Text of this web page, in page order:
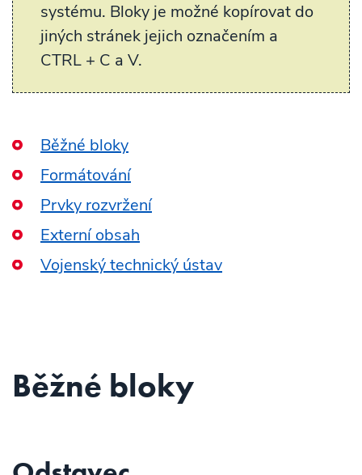
systému. Bloky je možné kopírovat do
jiných stránek jejich označením a
CTRL + C a V.
Běžné bloky
Formátování
Prvky rozvržení
Externí obsah
Vojenský technický ústav
Běžné bloky